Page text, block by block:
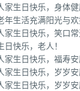
生日快乐，身体健
生活充满阳光与欢
生日快乐，笑口常
快乐，老人！
生日快乐，福寿安
生日快乐，岁岁安
生日快乐，岁岁安